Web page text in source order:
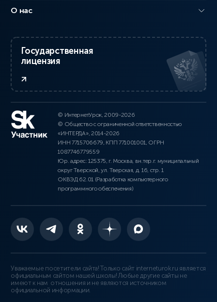
О нас
Государственная
лицензия
© ИнтернетУрок, 2009-2026
© Общество с ограниченной ответственностью
«ИНТЕРДА», 2014-2026
ИНН 7715706679, КПП 771001001, ОГРН
1087746779559
Юр. адрес: 125375, г. Москва, вн.тер.г. муниципальный
округ Тверской, ул. Тверская, д. 16, стр. 1
ОКВЭД 62.01 (Разработка компьютерного
программного обеспечения)
Уважаемые посетители сайта! Только сайт interneturok.ru является
официальным сайтом нашей школы! Любые другие сайты не
имеют к нам отношения и не являются источником
официальной информации.